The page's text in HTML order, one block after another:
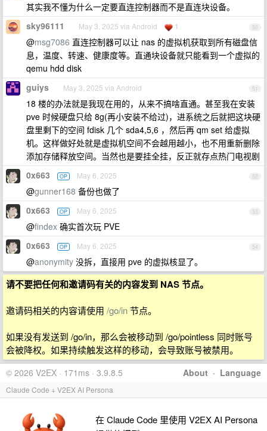
其实我不懂为什么一定要直连控制器而不是直连块设备。
50
sky96111 May 3, 2025 via Android 1
@msg7086 直连控制器可以让 nas 的虚拟机获取到所有磁盘信
息，温度、转速、健康度等。直通块设备就只能看到一个虚拟的
qemu hdd disk
51
guiys May 3, 2025 via Android
18 楼的办法就是我现在用的，从来不搞啥直通。甚至我在安装
pve 时候硬盘只给 8g(再小安装不给过)，进系统之后就把这块硬
盘里剩下的空间 fdisk 几个 sda4,5,6 ，然后再 qm set 给虚拟
机。这样做好处就是虚拟机空间不会越用越小，也不用重新删除
添加存储释放空间。当然也是要挂全挂，反正就存点热门电视剧
52
0x663 OP May 6, 2025
@gunner168 备份也做了
53
0x663 OP May 6, 2025
@findex 确实首次玩 PVE
54
0x663 OP May 6, 2025
@anonymity 没拆，直接用 pve 的虚拟核显了。
请不要把任何和邀请码有关的内容发到 NAS 节点。
邀请码相关的内容请使用 /go/in节点。
如果没有发送到 /go/in，那么会被移动到 /go/pointless 同时账号
会被降权。如果持续触发这样的移动，会导致账号被禁用。
About · Language
© 2026 V2EX · 171ms · 3.9.8.5
Claude Code + V2EX AI Persona
在 Claude Code 里使用 V2EX AI Persona